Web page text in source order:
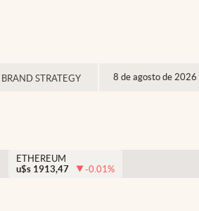
BRAND STRATEGY 8 de agosto de 2026
ETHEREUM
u$s 1913,47 -0.01%